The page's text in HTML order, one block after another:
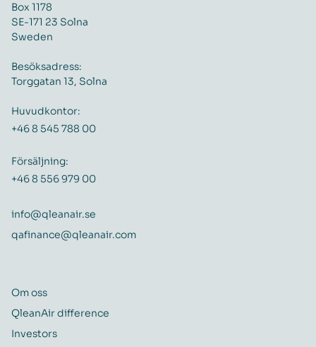
Box 1178
SE-171 23 Solna
Sweden
Besöksadress:
Torggatan 13, Solna
Huvudkontor:
+46 8 545 788 00
Försäljning:
+46 8 556 979 00
info@qleanair.se
qafinance@qleanair.com
Om oss
QleanAir difference
Investors